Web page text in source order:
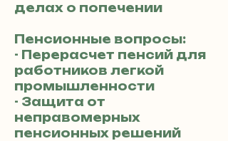
делах о попечении
Пенсионные вопросы:
- Перерасчет пенсий для
работников легкой
промышленности
- Защита от
неправомерных
пенсионных решений